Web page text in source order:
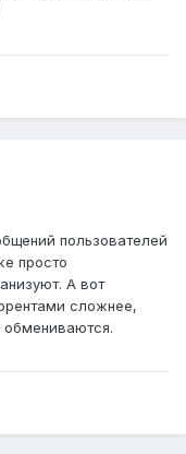
пользователей
просто
А вот
сложнее,